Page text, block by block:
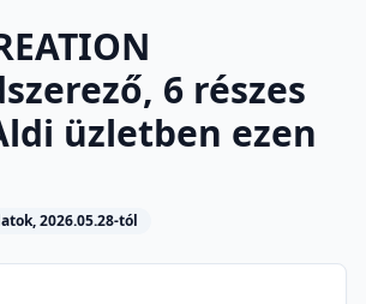
6 részes
üzletben ezen
2026.05.28-tól